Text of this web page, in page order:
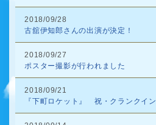
2018/09/28
古舘伊知郎さんの出演が決定！
2018/09/27
ポスター撮影が行われました
2018/09/21
『下町ロケット』 祝・クランクイン